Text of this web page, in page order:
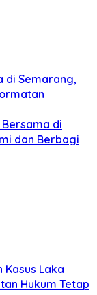
di Semarang,
di
dan Berbagi
Kasus Laka
Hukum Tetap